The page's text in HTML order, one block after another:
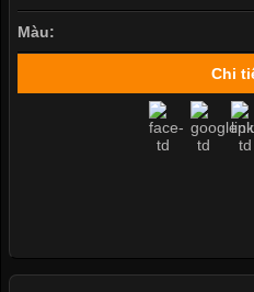
Màu:
Chi